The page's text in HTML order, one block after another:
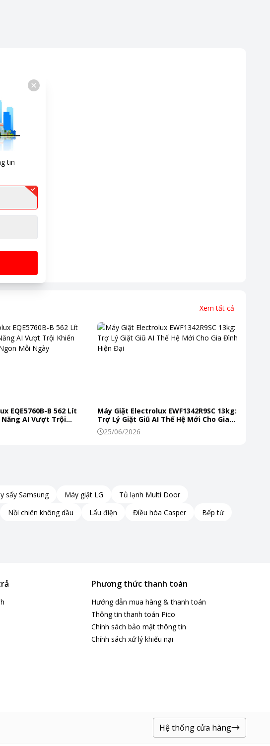
Xem tất cả
EQE5760B-B 562 Lít
AI Vượt Trội
Tươi Ngon Mỗi Ngày
Máy Giặt Electrolux EWF1342R9SC 13kg:
Trợ Lý Giặt Giũ AI Thế Hệ Mới Cho Gia
Đình Hiện Đại
25/06/2026
sấy Samsung Máy giặt LG
Tủ lạnh Multi Door
Nồi chiên không dầu Lẩu điện Điều hòa Casper
Bếp từ
Phương thức thanh toán
Hướng dẫn mua hàng & thanh toán
Thông tin thanh toán Pico
Chính sách bảo mật thông tin
Chính sách xử lý khiếu nại
Hệ thống cửa hàng
tin